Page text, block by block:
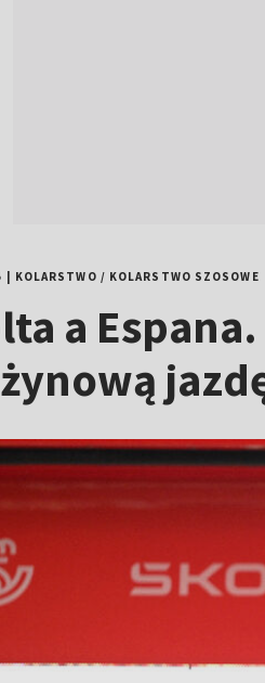
KOLARSTWO / KOLARSTWO SZOSOWE
a